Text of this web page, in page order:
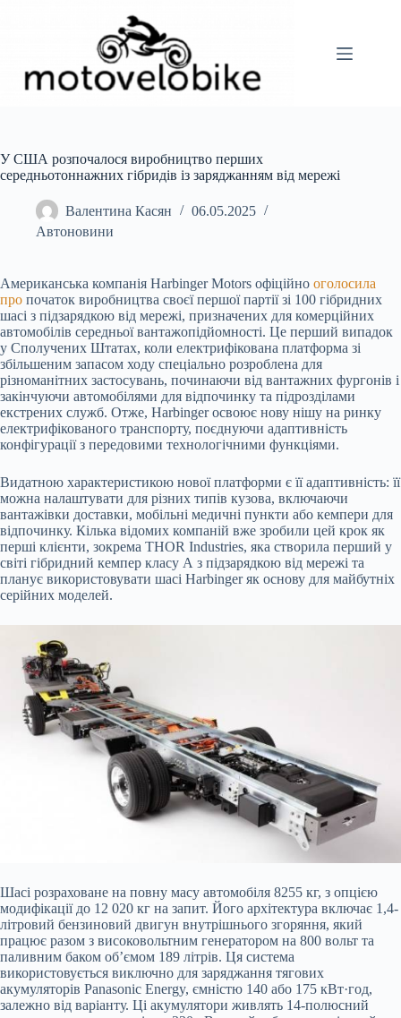
У США розпочалося виробництво перших
середньотоннажних гібридів із заряджанням від мережі
Валентина Касян
06.05.2025
Автоновини
Американська компанія Harbinger Motors офіційно оголосила
про початок виробництва своєї першої партії зі 100 гібридних
шасі з підзарядкою від мережі, призначених для комерційних
автомобілів середньої вантажопідйомності. Це перший випадок
у Сполучених Штатах, коли електрифікована платформа зі
збільшеним запасом ходу спеціально розроблена для
різноманітних застосувань, починаючи від вантажних фургонів і
закінчуючи автомобілями для відпочинку та підрозділами
екстрених служб. Отже, Harbinger освоює нову нішу на ринку
електрифікованого транспорту, поєднуючи адаптивність
конфігурації з передовими технологічними функціями.
Видатною характеристикою нової платформи є її адаптивність: її
можна налаштувати для різних типів кузова, включаючи
вантажівки доставки, мобільні медичні пункти або кемпери для
відпочинку. Кілька відомих компаній вже зробили цей крок як
перші клієнти, зокрема THOR Industries, яка створила перший у
світі гібридний кемпер класу А з підзарядкою від мережі та
планує використовувати шасі Harbinger як основу для майбутніх
серійних моделей.
Шасі розраховане на повну масу автомобіля 8255 кг, з опцією
модифікації до 12 020 кг на запит. Його архітектура включає 1,4-
літровий бензиновий двигун внутрішнього згоряння, який
працює разом з високовольтним генератором на 800 вольт та
паливним баком об’ємом 189 літрів. Ця система
використовується виключно для заряджання тягових
акумуляторів Panasonic Energy, ємністю 140 або 175 кВт·год,
залежно від варіанту. Ці акумулятори живлять 14-полюсний